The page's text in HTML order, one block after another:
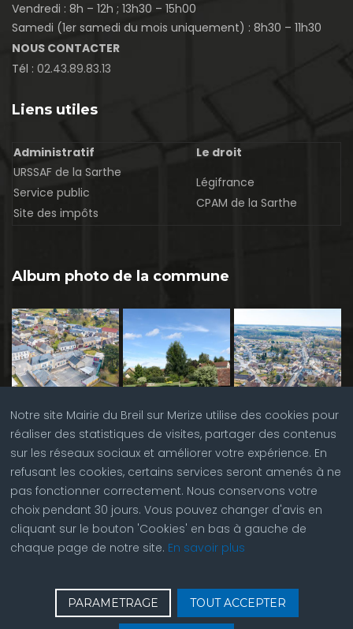
Vendredi : 8h – 12h ; 13h30 – 15h00
Samedi (1er samedi du mois uniquement) : 8h30 – 11h30
NOUS CONTACTER
Tél : 02.43.89.83.13
Notre site Mairie du Breil sur Merize utilise des cookies pour
réaliser des statistiques de visites, partager des contenus
sur les réseaux sociaux et améliorer votre expérience. En
refusant les cookies, certains services seront amenés à ne
pas fonctionner correctement. Nous conservons votre
choix pendant 30 jours. Vous pouvez changer d'avis en
cliquant sur le bouton 'Cookies' en bas à gauche de
chaque page de notre site. En savoir plus
PARAMETRAGE TOUT ACCEPTER
Liens utiles
Administratif
Le droit
URSSAF de la Sarthe
Service public
Site des impôts
Légifrance
CPAM de la Sarthe
Album photo de la commune
Contactez nous | © Copyright 2023 |Plan du site|
Réalisation du site parABC Site Web| Seconnecter| Accès